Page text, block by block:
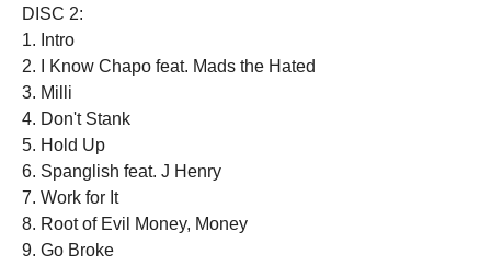
DISC 2:
1. Intro
2. I Know Chapo feat. Mads the Hated
3. Milli
4. Don't Stank
5. Hold Up
6. Spanglish feat. J Henry
7. Work for It
8. Root of Evil Money, Money
9. Go Broke